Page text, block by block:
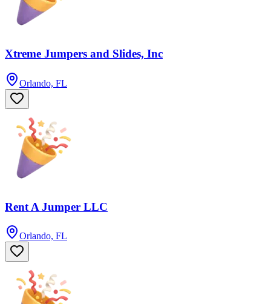
Xtreme Jumpers and Slides, Inc
Orlando, FL
Rent A Jumper LLC
Orlando, FL